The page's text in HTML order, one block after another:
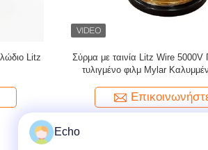
4KV PET film Mylar Litz Wire
Conductor Solid
Echo